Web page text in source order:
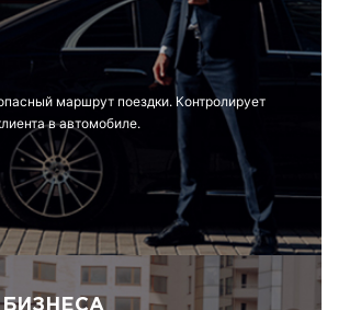
маршрут поездки. Контролирует
в автомобиле.